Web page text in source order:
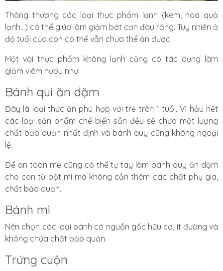
Thông thường các loại thực phẩm lạnh (kem, hoa quả
lạnh...) có thể giúp làm giảm bớt cơn đau răng. Tuy nhiên ở
độ tuổi của con có thể vẫn chưa thể ăn được.
Một vài thực phẩm không lạnh cũng có tác dụng làm
giảm viêm nướu như:
Bánh qui ăn dặm
Đây là loại thức ăn phù hợp với trẻ trên 1 tuổi. Vì hầu hết
các loại sản phẩm chế biến sẵn đều sẽ chứa một lượng
chất bảo quản nhất định và bánh quy cũng không ngoại
lệ.
Để an toàn mẹ cũng có thể tự tay làm bánh quy ăn dặm
cho con từ bột mì mà không cần thêm các chất phụ gia,
chất bảo quản.
Bánh mì
Nên chọn các loại bánh có nguồn gốc hữu cơ, ít đường và
không chứa chất bảo quản.
Trứng cuộn